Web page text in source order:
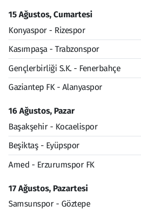
15 Ağustos, Cumartesi
Konyaspor - Rizespor
Kasımpaşa - Trabzonspor
Gençlerbirliği S.K. - Fenerbahçe
Gaziantep FK - Alanyaspor
16 Ağustos, Pazar
Başakşehir - Kocaelispor
Beşiktaş - Eyüpspor
Amed - Erzurumspor FK
17 Ağustos, Pazartesi
Samsunspor - Göztepe